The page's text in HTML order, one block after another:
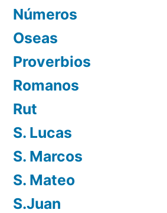
Números
Oseas
Proverbios
Romanos
Rut
S. Lucas
S. Marcos
S. Mateo
S.Juan